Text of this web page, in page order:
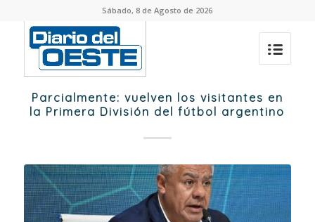
Sábado, 8 de Agosto de 2026
Parcialmente: vuelven los visitantes en
la Primera División del fútbol argentino